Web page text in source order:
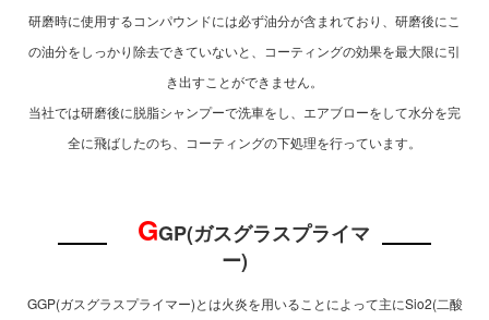
研磨時に使用するコンパウンドには必ず油分が含まれており、研磨後にこ
の油分をしっかり除去できていないと、コーティングの効果を最大限に引
き出すことができません。
当社では研磨後に脱脂シャンプーで洗車をし、エアブローをして水分を完
全に飛ばしたのち、コーティングの下処理を行っています。
GGP(ガスグラスプライマ
ー)
GGP(ガスグラスプライマー)とは火炎を用いることによって主にSio2(二酸